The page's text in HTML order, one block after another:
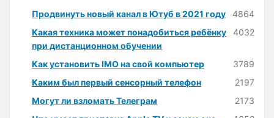
Продвинуть новый канал в Ютуб в 2021 году
4864
Какая техника может понадобиться ребёнку
при дистанционном обучении
4032
Как установить IMO на свой компьютер
3789
Каким был первый сенсорный телефон
2197
Могут ли взломать Телеграм
2173